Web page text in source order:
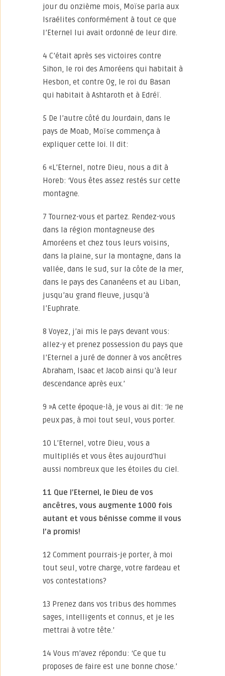
jour du onzième mois, Moïse parla aux
Israélites conformément à tout ce que
l’Eternel lui avait ordonné de leur dire.
4 C’était après ses victoires contre
Sihon, le roi des Amoréens qui habitait à
Hesbon, et contre Og, le roi du Basan
qui habitait à Ashtaroth et à Edréï.
5 De l’autre côté du Jourdain, dans le
pays de Moab, Moïse commença à
expliquer cette loi. Il dit:
6 «L’Eternel, notre Dieu, nous a dit à
Horeb: ‘Vous êtes assez restés sur cette
montagne.
7 Tournez-vous et partez. Rendez-vous
dans la région montagneuse des
Amoréens et chez tous leurs voisins,
dans la plaine, sur la montagne, dans la
vallée, dans le sud, sur la côte de la mer,
dans le pays des Cananéens et au Liban,
jusqu’au grand fleuve, jusqu’à
l’Euphrate.
8 Voyez, j’ai mis le pays devant vous:
allez-y et prenez possession du pays que
l’Eternel a juré de donner à vos ancêtres
Abraham, Isaac et Jacob ainsi qu’à leur
descendance après eux.’
9 »A cette époque-là, je vous ai dit: ‘Je ne
peux pas, à moi tout seul, vous porter.
10 L’Eternel, votre Dieu, vous a
multipliés et vous êtes aujourd’hui
aussi nombreux que les étoiles du ciel.
11 Que l’Eternel, le Dieu de vos
ancêtres, vous augmente 1000 fois
autant et vous bénisse comme il vous
l’a promis!
12 Comment pourrais-je porter, à moi
tout seul, votre charge, votre fardeau et
vos contestations?
13 Prenez dans vos tribus des hommes
sages, intelligents et connus, et je les
mettrai à votre tête.’
14 Vous m’avez répondu: ‘Ce que tu
proposes de faire est une bonne chose.’